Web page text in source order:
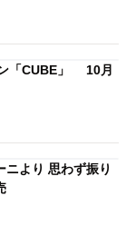
「CUBE」 10月
より 思わず振り